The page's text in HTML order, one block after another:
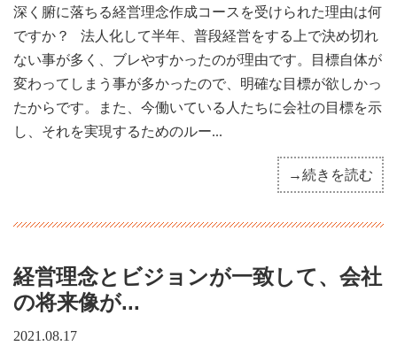
深く腑に落ちる経営理念作成コースを受けられた理由は何
ですか？ 法人化して半年、普段経営をする上で決め切れ
ない事が多く、ブレやすかったのが理由です。目標自体が
変わってしまう事が多かったので、明確な目標が欲しかっ
たからです。また、今働いている人たちに会社の目標を示
し、それを実現するためのルー...
→続きを読む
経営理念とビジョンが一致して、会社
の将来像が...
2021.08.17